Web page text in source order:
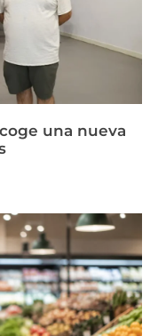
una nueva